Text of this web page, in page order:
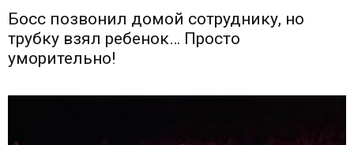
Босс позвонил домой сотруднику, но
трубку взял ребенок… Просто
уморительно!